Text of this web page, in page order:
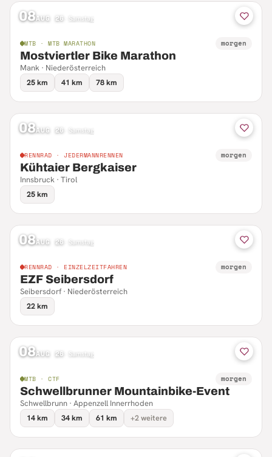
08AUG 26 Samstag
MTB · MTB MARATHON morgen
Mostviertler Bike Marathon
Mank · Niederösterreich
25 km
41 km 78 km
08AUG 26 Samstag
RENNRAD · JEDERMANNRENNEN morgen
Kühtaier Bergkaiser
Innsbruck · Tirol
25 km
08AUG 26 Samstag
RENNRAD · EINZELZEITFAHREN morgen
EZF Seibersdorf
Seibersdorf · Niederösterreich
22 km
08AUG 26 Samstag
MTB · CTF morgen
Schwellbrunner Mountainbike-Event
Schwellbrunn · Appenzell Innerrhoden
14 km
34 km 61 km +2 weitere